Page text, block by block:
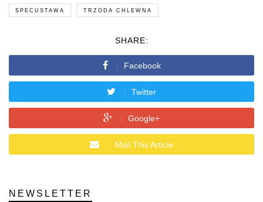
SPECUSTAWA TRZODA CHLEWNA
SHARE:
Facebook
Twitter
Google+
Mail This Article
NEWSLETTER